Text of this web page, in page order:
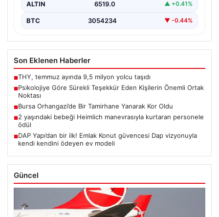
ALTIN 6519.0 ▲ +0.41%
BTC 3054234 ▼ -0.44%
Son Eklenen Haberler
■THY, temmuz ayında 9,5 milyon yolcu taşıdı
■Psikolojiye Göre Sürekli Teşekkür Eden Kişilerin Önemli Ortak
Noktası
■Bursa Orhangazi’de Bir Tamirhane Yanarak Kor Oldu
■2 yaşındaki bebeği Heimlich manevrasıyla kurtaran personele
ödül
■DAP Yapı’dan bir ilk! Emlak Konut güvencesi Dap vizyonuyla
kendi kendini ödeyen ev modeli
Güncel